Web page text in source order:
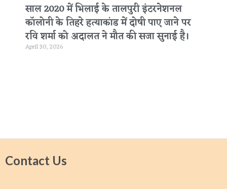
साल 2020 में भिलाई के तालपुरी इंटरनेशनल
कॉलोनी के तिहरे हत्याकांड में दोषी पाए जाने पर
रवि शर्मा को अदालत ने मौत की सजा सुनाई है।
April 30, 2026
Contact Us